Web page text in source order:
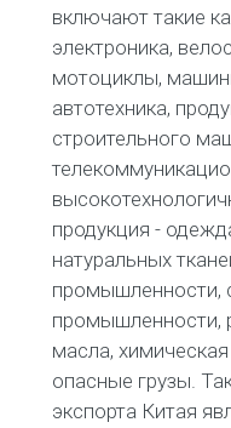
включают такие
электроника,
мотоциклы,
автотехника,
строительного
продукция -
натуральных
промышленности,
промышленности,
масла,
опасные грузы.
экспорта Китая